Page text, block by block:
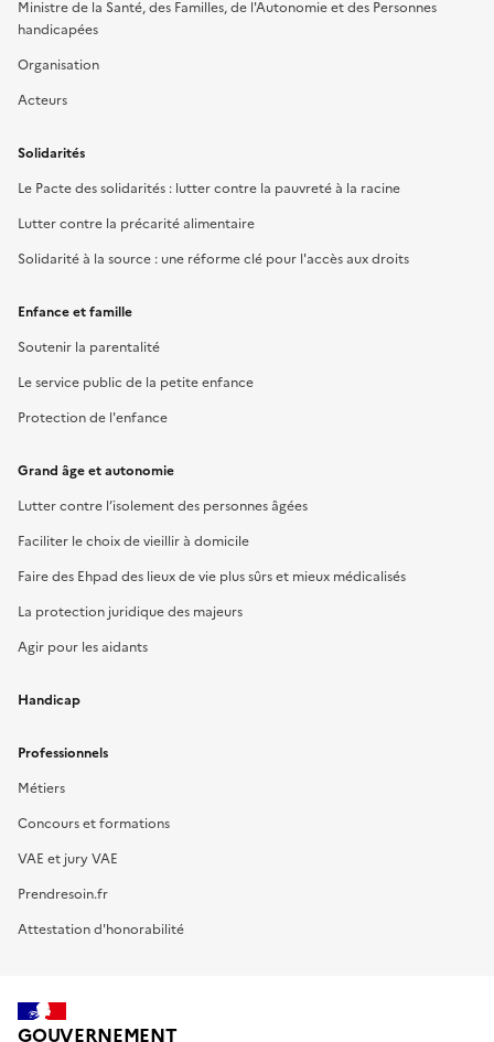
Ministre de la Santé, des Familles, de l'Autonomie et des Personnes
handicapées
Organisation
Acteurs
Solidarités
Le Pacte des solidarités : lutter contre la pauvreté à la racine
Lutter contre la précarité alimentaire
Solidarité à la source : une réforme clé pour l'accès aux droits
Enfance et famille
Soutenir la parentalité
Le service public de la petite enfance
Protection de l'enfance
Grand âge et autonomie
Lutter contre l’isolement des personnes âgées
Faciliter le choix de vieillir à domicile
Faire des Ehpad des lieux de vie plus sûrs et mieux médicalisés
La protection juridique des majeurs
Agir pour les aidants
Handicap
Professionnels
Métiers
Concours et formations
VAE et jury VAE
Prendresoin.fr
Attestation d'honorabilité
GOUVERNEMENT